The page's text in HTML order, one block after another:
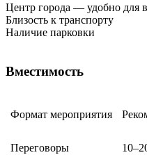
Центр города — удобно для
Близость к транспорту
Наличие парковки
Вместимость
Формат мероприятия
Переговоры